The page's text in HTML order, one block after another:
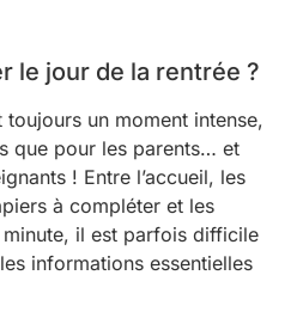
le jour de la rentrée ?
un moment intense,
que pour les parents… et
! Entre l’accueil, les
à compléter et les
il est parfois difficile
informations essentielles